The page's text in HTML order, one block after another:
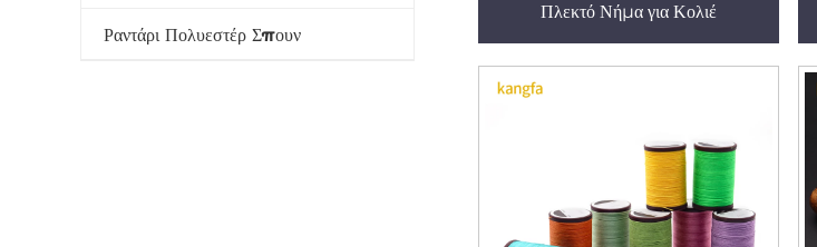
Ραντάρι Πολυεστέρ Σπουν
Πλεκτό Νήμα για Κολιέ